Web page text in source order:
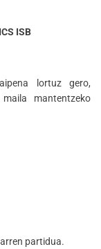
ISB
lortuz gero,
mantentzeko
partidua.